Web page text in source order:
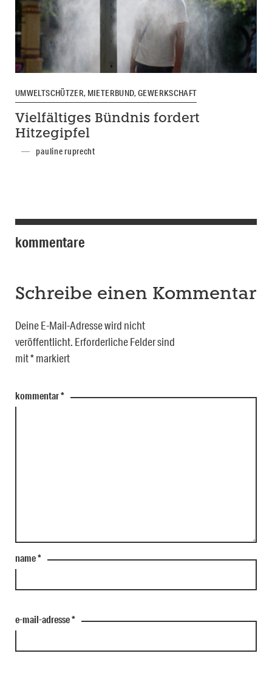
UMWELTSCHÜTZER, MIETERBUND, GEWERKSCHAFT
Vielfältiges Bündnis fordert
Hitzegipfel
pauline ruprecht
kommentare
Schreibe einen Kommentar
Deine E-Mail-Adresse wird nicht
veröffentlicht. Erforderliche Felder sind
mit*markiert
kommentar*
name*
e-mail-adresse*